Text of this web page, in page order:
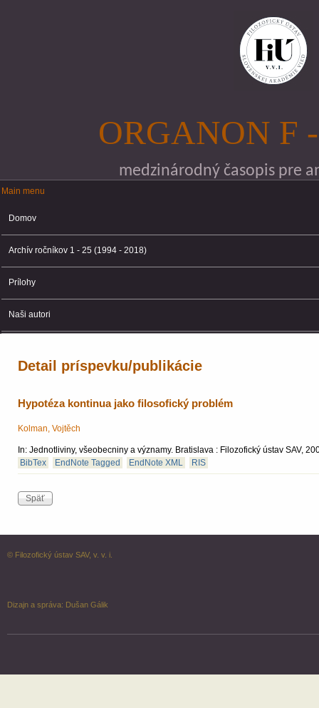
ORGANON F
medzinárodný časopis pre
Main menu
Main menu
Domov
Archív ročníkov 1 - 25 (1994 - 2018)
Prílohy
Naši autori
Detail príspevku/publikácie
Hypotéza kontinua jako filosofický problém
Kolman, Vojtěch
In: Jednotliviny, všeobecniny a významy. Bratislava : Filozofický ústav SAV,
BibTex
EndNote Tagged EndNote XML RIS
© Filozofický ústav SAV, v. v. i.
Dizajn a správa: Dušan Gálik